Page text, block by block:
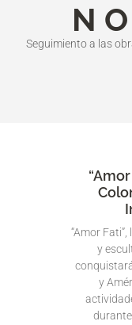
Seguimiento a las
“Amor
y
y